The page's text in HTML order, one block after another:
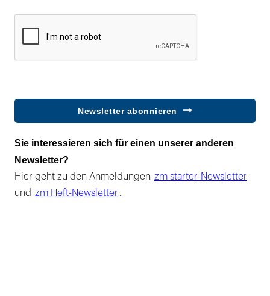
Newsletter abonnieren
Sie interessieren sich für einen unserer anderen
Newsletter?
Hier geht zu den Anmeldungen zm starter-Newsletter
und zm Heft-Newsletter .